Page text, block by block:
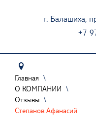
НАШИ УСЛУГИ
ТУРИСТАМ
ОПЛАТА ТУРОВ
г. Балашиха,
+7
Главная \
О КОМПАНИИ \
Отзывы \
Степанов Афанасий